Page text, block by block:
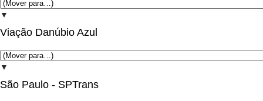
▼
Viação Danúbio Azul
▼
São Paulo - SPTrans